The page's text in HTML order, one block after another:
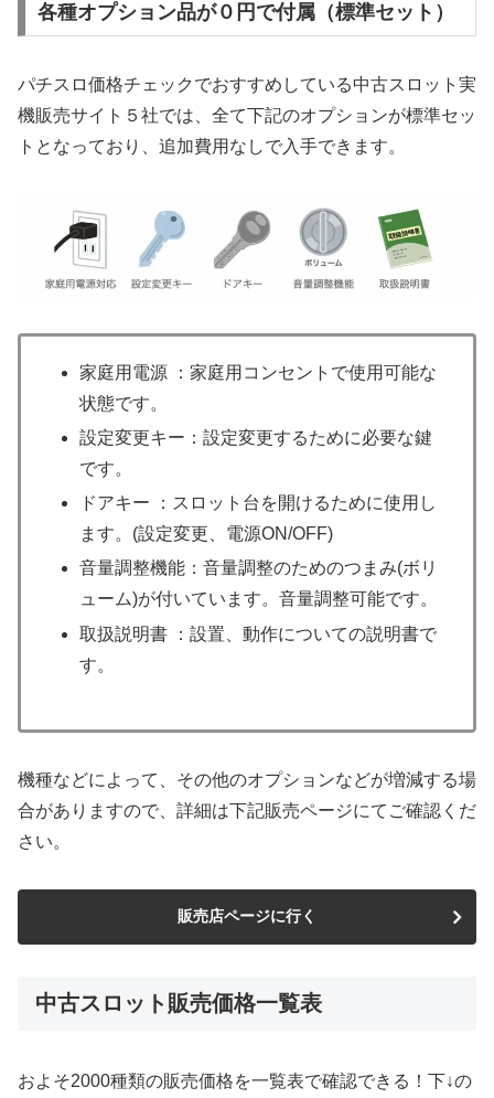
各種オプション品が０円で付属（標準セット）
パチスロ価格チェックでおすすめしている中古スロット実
機販売サイト５社では、全て下記のオプションが標準セッ
トとなっており、追加費用なしで入手できます。
家庭用電源 ：家庭用コンセントで使用可能な
状態です。
設定変更キー：設定変更するために必要な鍵
です。
ドアキー ：スロット台を開けるために使用し
ます。(設定変更、電源ON/OFF)
音量調整機能：音量調整のためのつまみ(ボリ
ューム)が付いています。音量調整可能です。
取扱説明書 ：設置、動作についての説明書で
す。
機種などによって、その他のオプションなどが増減する場
合がありますので、詳細は下記販売ページにてご確認くだ
さい。
販売店ページに行く
中古スロット販売価格一覧表
およそ2000種類の販売価格を一覧表で確認できる！下↓の